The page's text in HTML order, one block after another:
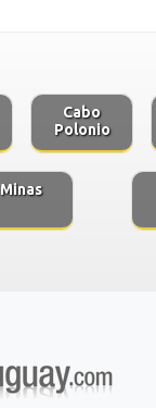
Cabo
Polonio
Minas